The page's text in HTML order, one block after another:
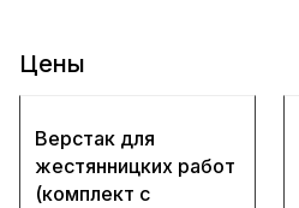
Цены
Верстак для
жестянницких работ
(комплект с